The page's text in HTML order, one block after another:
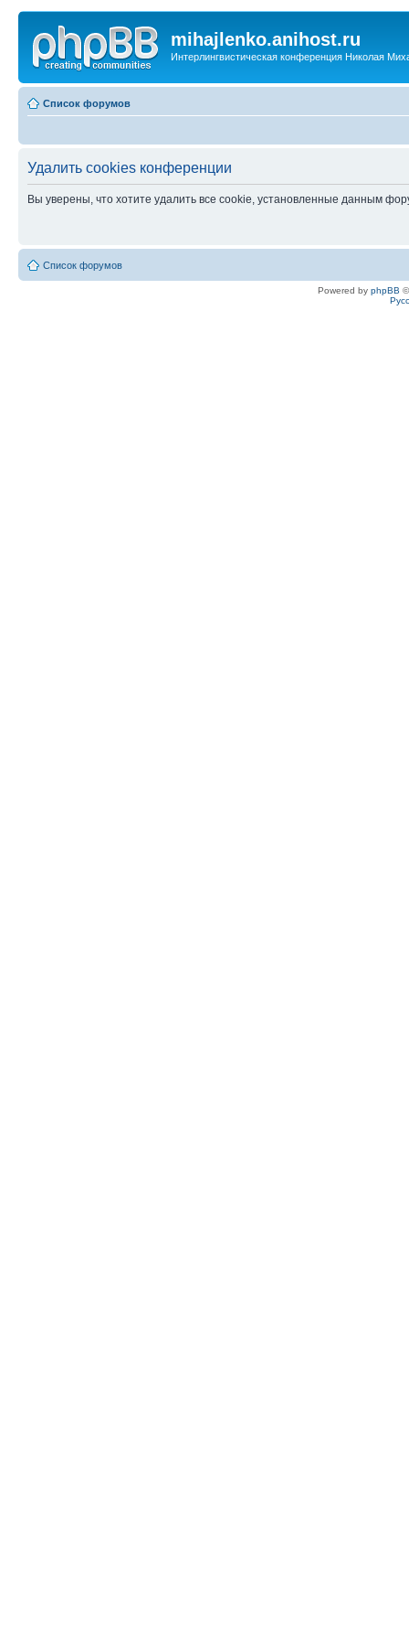
mihajlenko.anihost.ru
Интерлингвистическая конференция Николая
Список форумов
Удалить cookies конференции
Вы уверены, что хотите удалить все cookie, установленные данным
Список форумов
Powered by phpBB